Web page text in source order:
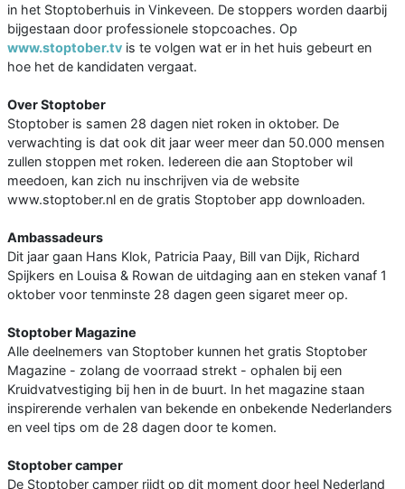
in het Stoptoberhuis in Vinkeveen. De stoppers worden daarbij
bijgestaan door professionele stopcoaches. Op
www.stoptober.tv is te volgen wat er in het huis gebeurt en
hoe het de kandidaten vergaat.
Over Stoptober
Stoptober is samen 28 dagen niet roken in oktober. De
verwachting is dat ook dit jaar weer meer dan 50.000 mensen
zullen stoppen met roken. Iedereen die aan Stoptober wil
meedoen, kan zich nu inschrijven via de website
www.stoptober.nl en de gratis Stoptober app downloaden.
Ambassadeurs
Dit jaar gaan Hans Klok, Patricia Paay, Bill van Dijk, Richard
Spijkers en Louisa & Rowan de uitdaging aan en steken vanaf 1
oktober voor tenminste 28 dagen geen sigaret meer op.
Stoptober Magazine
Alle deelnemers van Stoptober kunnen het gratis Stoptober
Magazine - zolang de voorraad strekt - ophalen bij een
Kruidvatvestiging bij hen in de buurt. In het magazine staan
inspirerende verhalen van bekende en onbekende Nederlanders
en veel tips om de 28 dagen door te komen.
Stoptober camper
De Stoptober camper rijdt op dit moment door heel Nederland